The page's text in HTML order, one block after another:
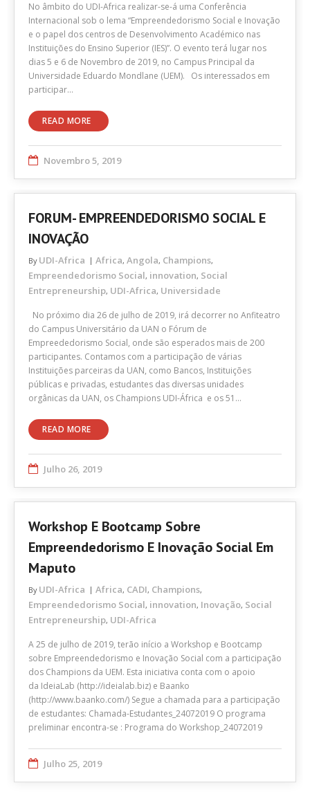
No âmbito do UDI-Africa realizar-se-á uma Conferência
Internacional sob o lema “Empreendedorismo Social e Inovação
e o papel dos centros de Desenvolvimento Académico nas
Instituições do Ensino Superior (IES)”. O evento terá lugar nos
dias 5 e 6 de Novembro de 2019, no Campus Principal da
Universidade Eduardo Mondlane (UEM). Os interessados em
participar…
READ MORE
Novembro 5, 2019
FORUM- EMPREENDEDORISMO SOCIAL E
INOVAÇÃO
By UDI-Africa Africa, Angola, Champions,
Empreendedorismo Social, innovation, Social
Entrepreneurship, UDI-Africa, Universidade
No próximo dia 26 de julho de 2019, irá decorrer no Anfiteatro
do Campus Universitário da UAN o Fórum de
Empreededorismo Social, onde são esperados mais de 200
participantes. Contamos com a participação de várias
Instituições parceiras da UAN, como Bancos, Instituições
públicas e privadas, estudantes das diversas unidades
orgânicas da UAN, os Champions UDI-África e os 51…
READ MORE
Julho 26, 2019
Workshop E Bootcamp Sobre
Empreendedorismo E Inovação Social Em
Maputo
By UDI-Africa Africa, CADI, Champions,
Empreendedorismo Social, innovation, Inovação, Social
Entrepreneurship, UDI-Africa
A 25 de julho de 2019, terão início a Workshop e Bootcamp
sobre Empreendedorismo e Inovação Social com a participação
dos Champions da UEM. Esta iniciativa conta com o apoio
da IdeiaLab (http://ideialab.biz) e Baanko
(http://www.baanko.com/) Segue a chamada para a participação
de estudantes: Chamada-Estudantes_24072019 O programa
preliminar encontra-se : Programa do Workshop_24072019
Julho 25, 2019